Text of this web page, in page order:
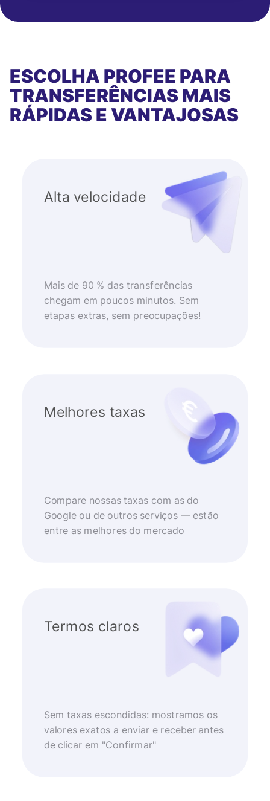
ESCOLHA PROFEE PARA
TRANSFERÊNCIAS MAIS
RÁPIDAS E VANTAJOSAS
Alta velocidade
Mais de 90 % das transferências
chegam em poucos minutos. Sem
etapas extras, sem preocupações!
Melhores taxas
Compare nossas taxas com as do
Google ou de outros serviços — estão
entre as melhores do mercado
Termos claros
Sem taxas escondidas: mostramos os
valores exatos a enviar e receber antes
de clicar em "Confirmar"